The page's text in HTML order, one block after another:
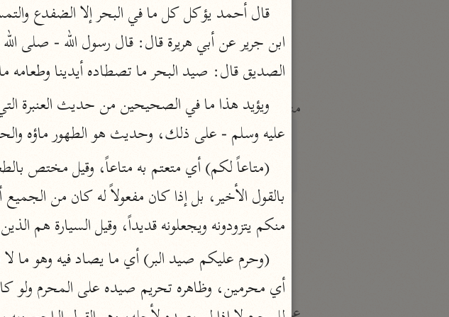
الماوردي (٤٥٠ هـ)
نحو ٦ مجلدات
منتقاة
تفسير ابن قيّم الجوزيّة
ابن القيم (٧٥١ هـ)
نحو ١٢ مجلدًا
تفسير شيخ الإسلام
ابن تيمية (٧٢٨ هـ)
نحو ٧ مجلدات
أخرى
محمد الأمين
لغة وبلاغة
ابن
الصديق قال: صيد البحر ما تصطاده أيدينا وطعامه
عليه وسلم - على ذلك، وحديث هو الطهور ماؤه
منكم يتزودونه ويجعلونه قديداً، وقيل السيارة هم